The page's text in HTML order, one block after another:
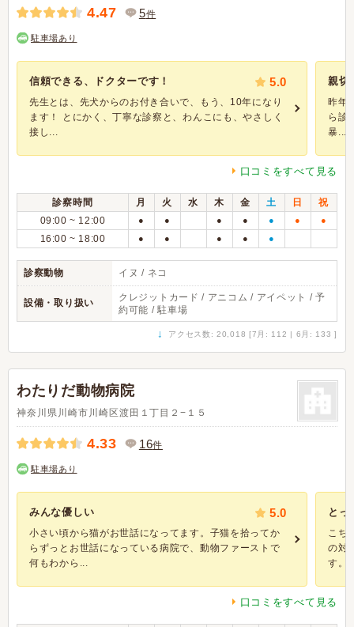
4.47 5件
駐車場あり
信頼できる、ドクターです！ 5.0
先生とは、先犬からのお付き合いで、もう、10年になり
ます！ とにかく、丁寧な診察と、わんこにも、やさしく
接し...
親切
昨年
ら診
暴...
口コミをすべて見る
診察時間 月 火 水 木 金 土 日
祝
09:00 ~ 12:00
● ● ● ● ● ● ●
16:00 ~ 18:00 ● ● ● ● ●
診察動物 イヌ / ネコ
設備・取り扱い
クレジットカード / アニコム / アイペット / 予
約可能 / 駐車場
↓ アクセス数: 20,018 [7月: 112 | 6月: 133 ]
わたりだ動物病院
神奈川県川崎市川崎区渡田１丁目２−１５
4.33 16件
駐車場あり
みんな優しい 5.0
小さい頃から猫がお世話になってます。子猫を拾ってか
らずっとお世話になっている病院で、動物ファーストで
何もわから...
とっ
こち
の対
す。
口コミをすべて見る